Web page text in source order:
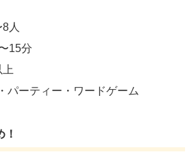
8人
15分
上
パーティー・ワードゲーム
！